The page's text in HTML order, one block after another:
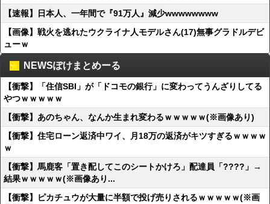
【速報】日本人、一年間で『91万人』減少wwwwwwww
【画像】戦火を逃れたウクライナ人モデルさん(17)無事グラドルデビ
ューｗ
NEWSぽけまとめーる
【衝撃】「住信SBI」が「ドコモの銀行」に変わってうんざりしてる
やつｗｗｗｗｗ
【衝撃】あのちゃん、なんか生まれ変わるｗｗｗｗｗ(※画像あり)
【衝撃】住宅ローン返済中ワイ、月18万の返済がキツすぎるｗｗｗｗ
ｗ
【衝撃】馬鹿客「置き配してこのシートかけろ」配達員「????」→
結果ｗｗｗｗｗ(※画像あり...
【衝撃】ピカチュウが大量に半額で投げ売りされるｗｗｗｗｗ(※画